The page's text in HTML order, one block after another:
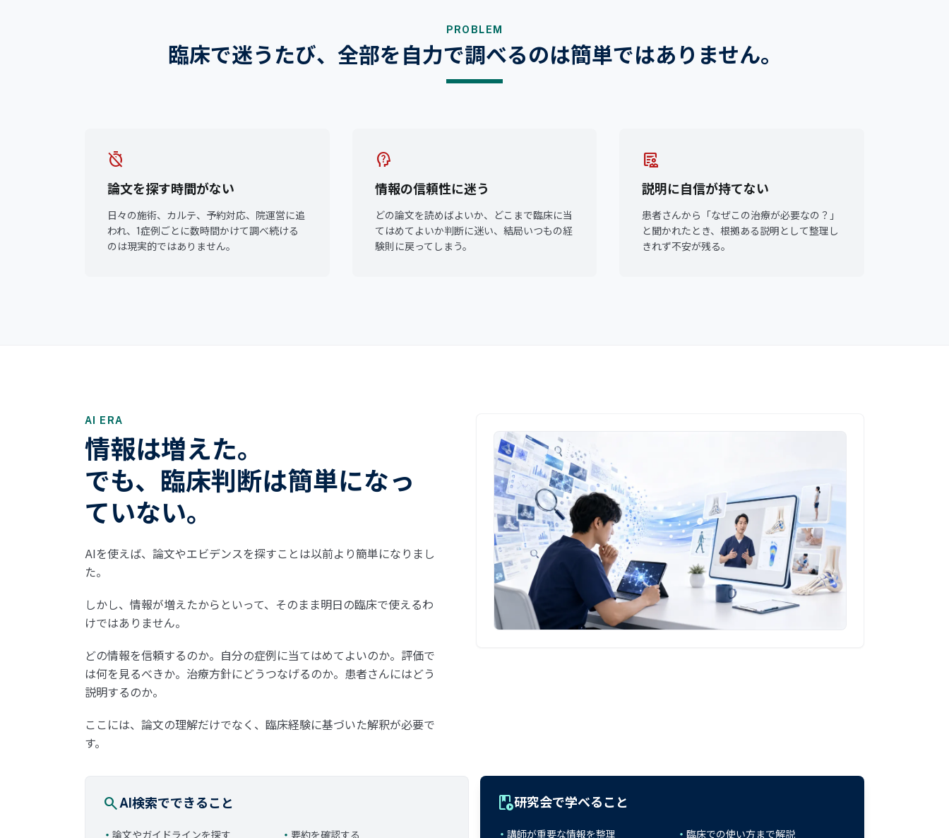
PROBLEM
臨床で迷うたび、 全部を自力で調べるのは簡単ではありません。
timer_off
論文を探す時間がない
日々の施術、カルテ、予約対応、院運営に追
われ、1症例ごとに数時間かけて調べ続ける
のは現実的ではありません。
psychology_alt
情報の信頼性に迷う
どの論文を読めばよいか、どこまで臨床に当
てはめてよいか判断に迷い、結局いつもの経
験則に戻ってしまう。
clinical_notes
説明に自信が持てない
患者さんから「なぜこの治療が必要なの？」
と聞かれたとき、根拠ある説明として整理し
きれず不安が残る。
AI ERA
情報は増えた。
でも、臨床判断は簡単になっ
ていない。
AIを使えば、論文やエビデンスを探すことは以前より簡単になりまし
た。
しかし、情報が増えたからといって、そのまま明日の臨床で使えるわ
けではありません。
どの情報を信頼するのか。自分の症例に当てはめてよいのか。評価で
は何を見るべきか。治療方針にどうつなげるのか。患者さんにはどう
説明するのか。
ここには、論文の理解だけでなく、臨床経験に基づいた解釈が必要で
す。
search AI検索でできること
・ 論文やガイドラインを探す ・ 要約を確認する
play_lesson研究会で学べること
・ 講師が重要な情報を整理 ・ 臨床での使い方まで解説